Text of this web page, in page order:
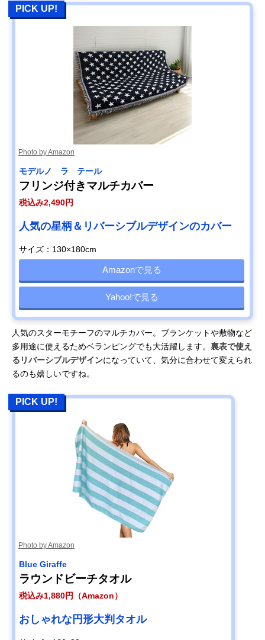
PICK UP!
Photo by Amazon
モデルノ ラ テール
フリンジ付きマルチカバー
税込み2,490円
人気の星柄＆リバーシブルデザインのカバー
サイズ：130×180cm
Amazonで見る
Yahoo!で見る
人気のスターモチーフのマルチカバー。ブランケットや敷物など
多用途に使えるためベランピングでも大活躍します。 裏表で使え
るリバーシブルデザインになっていて、気分に合わせて変えられ
るのも嬉しいですね。
PICK UP!
Photo by Amazon
Blue Giraffe
ラウンドビーチタオル
税込み1,880円（Amazon）
おしゃれな円形大判タオル